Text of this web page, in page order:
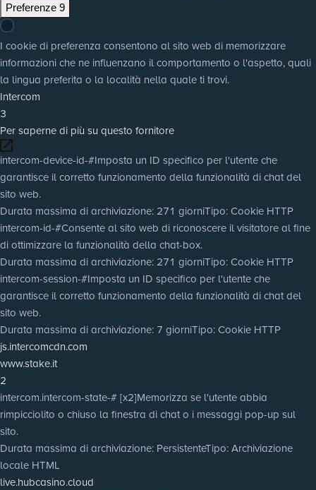
Preferenze 9
I cookie di preferenza consentono al sito web di memorizzare
informazioni che ne influenzano il comportamento o l'aspetto, quali
la lingua preferita o la località nella quale ti trovi.
Intercom
3
Per saperne di più su questo fornitore
intercom-device-id-#Imposta un ID specifico per l'utente che
garantisce il corretto funzionamento della funzionalità di chat del
sito web.
Durata massima di archiviazione: 271 giorniTipo: Cookie HTTP
intercom-id-#Consente al sito web di riconoscere il visitatore al fine
di ottimizzare la funzionalità della chat-box.
Durata massima di archiviazione: 271 giorniTipo: Cookie HTTP
intercom-session-#Imposta un ID specifico per l'utente che
garantisce il corretto funzionamento della funzionalità di chat del
sito web.
Durata massima di archiviazione: 7 giorniTipo: Cookie HTTP
js.intercomcdn.com
www.stake.it
2
intercom.intercom-state-# [x2]Memorizza se l'utente abbia
rimpicciolito o chiuso la finestra di chat o i messaggi pop-up sul
sito.
Durata massima di archiviazione: PersistenteTipo: Archiviazione
locale HTML
live.hubcasino.cloud